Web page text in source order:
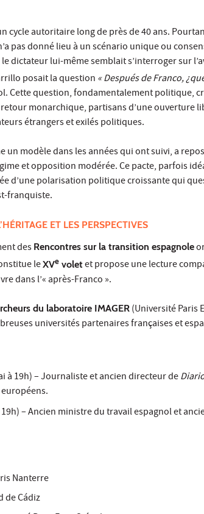
cycle autoritaire long de près de 40 ans.
pas donné lieu à un scénario unique ou
dictateur lui-même semblait s’interroger sur
posait la question « Después de Franco,
Cette question, fondamentalement politique,
monarchique, partisans d’une ouverture
étrangers et exilés politiques.
un modèle dans les années qui ont suivi, a
et opposition modérée. Ce pacte, parfois
d’une polarisation politique croissante qui
franquiste.
ET LES PERSPECTIVES
des Rencontres sur la transition espagnole
leXVe voletet propose une lecture
dans l’« après-Franco ».
du laboratoire IMAGER (Université Paris
universités partenaires françaises et
à 19h) – Journaliste et ancien directeur de
– Ancien ministre du travail espagnol et
Nanterre
de Cádiz